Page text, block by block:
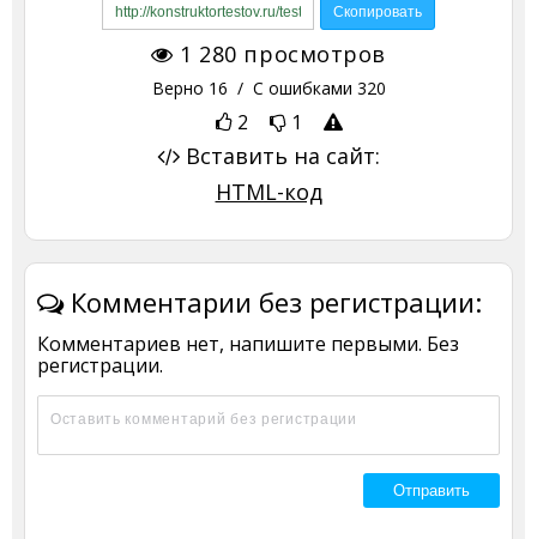
1 280 просмотров
Верно 16 / С ошибками 320
2 1
Вставить на сайт:
HTML-код
Комментарии без регистрации:
Комментариев нет, напишите первыми. Без
регистрации.